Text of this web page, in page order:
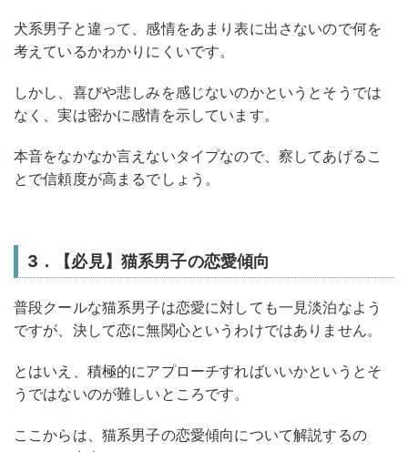
犬系男子と違って、感情をあまり表に出さないので何を
考えているかわかりにくいです。
しかし、喜びや悲しみを感じないのかというとそうでは
なく、実は密かに感情を示しています。
本音をなかなか言えないタイプなので、察してあげるこ
とで信頼度が高まるでしょう。
3．【必見】猫系男子の恋愛傾向
普段クールな猫系男子は恋愛に対しても一見淡泊なよう
ですが、決して恋に無関心というわけではありません。
とはいえ、積極的にアプローチすればいいかというとそ
うではないのが難しいところです。
ここからは、猫系男子の恋愛傾向について解説するの